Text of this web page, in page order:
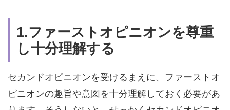
1.ファーストオピニオンを尊重
し十分理解する
セカンドオピニオンを受けるまえに、ファーストオ
ピニオンの趣旨や意図を十分理解しておく必要があ